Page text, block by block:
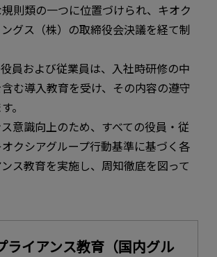
則類の一つに位置づけられ、キオク
グス（株）の取締役会決議を経て制
員および従業員は、入社時研修の中
む導入教育を受け、その内容の遵守
。
意識向上のため、すべての役員・従
クシアグループ行動基準に基づく各
ス教育を実施し、周知徹底を図って
ライアンス教育（国内グル